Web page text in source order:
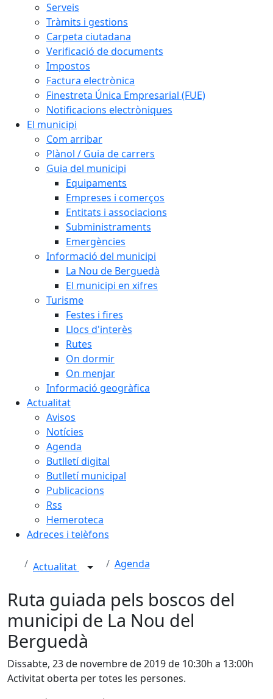
Serveis
Tràmits i gestions
Carpeta ciutadana
Verificació de documents
Impostos
Factura electrònica
Finestreta Única Empresarial (FUE)
Notificacions electròniques
El municipi
Com arribar
Plànol / Guia de carrers
Guia del municipi
Equipaments
Empreses i comerços
Entitats i associacions
Subministraments
Emergències
Informació del municipi
La Nou de Berguedà
El municipi en xifres
Turisme
Festes i fires
Llocs d'interès
Rutes
On dormir
On menjar
Informació geogràfica
Actualitat
Avisos
Notícies
Agenda
Butlletí digital
Butlletí municipal
Publicacions
Rss
Hemeroteca
Adreces i telèfons
Actualitat Agenda
Ruta guiada pels boscos del
municipi de La Nou del
Berguedà
Dissabte, 23 de novembre de 2019 de 10:30h a 13:00h
Activitat oberta per totes les persones.